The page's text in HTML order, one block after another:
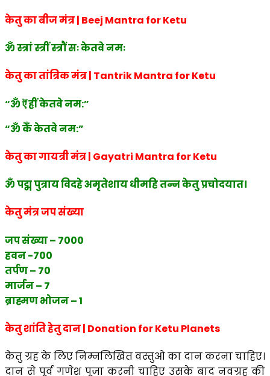
केतु का बीज मंत्र | Beej Mantra for Ketu
ॐ स्त्रां स्त्रीं स्त्रौं सः केतवे नमः
केतु का तांत्रिक मंत्र | Tantrik Mantra for Ketu
“ॐ ऎं ह्रीं केतवे नम:”
“ॐ केँ केतवे नम:”
केतु का गायत्री मंत्र | Gayatri Mantra for Ketu
ॐ पद्म पुत्राय विदहे अमृतेशाय धीमहि तन्न केतु प्रचोदयात।
केतु मंत्र जप संख्या
जप संख्या – 7000
हवन -700
तर्पण – 70
मार्जन – 7
ब्राह्मण भोजन – 1
केतु शांति हेतु दान | Donation for Ketu Planets
केतु ग्रह के लिए निम्नलिखित वस्तुओ का दान करना चाहिए।
दान से पूर्व गणेश पूजा करनी चाहिए उसके बाद नवग्रह की